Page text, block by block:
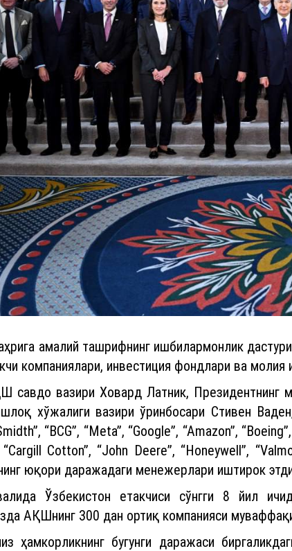
амалий ташрифнинг ишбилармонлик
компаниялари, инвестиция фондлари ва молия
савдо вазири Ховард Латник, Президентнинг
хўжалиги вазири ўринбосари Стивен
“BCG”, “Meta”, “Google”, “Amazon”,
“Cargill Cotton”, “John Deere”, “Honeywell”,
юқори даражадаги менежерлари иштирок
Ўзбекистон етакчиси сўнгги 8 йил
АҚШнинг 300 дан ортиқ компанияси
ҳамкорликнинг бугунги даражаси